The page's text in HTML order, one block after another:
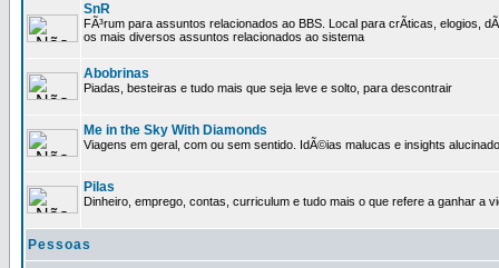
SnR
FÃ³rum para assuntos relacionados ao BBS. Local para crÃ­ticas, elogios,
os mais diversos assuntos relacionados ao sistema
Abobrinas
Piadas, besteiras e tudo mais que seja leve e solto, para descontrair
Me in the Sky With Diamonds
Viagens em geral, com ou sem sentido. IdÃ©ias malucas e insights
Pilas
Dinheiro, emprego, contas, curriculum e tudo mais o que refere a ganhar a
Pessoas